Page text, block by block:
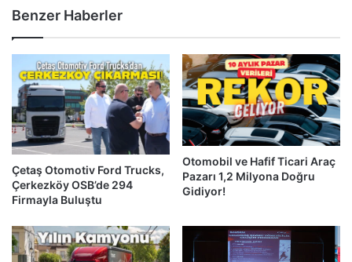
Benzer Haberler
Çetaş Otomotiv Ford Trucks,
Çerkezköy OSB’de 294
Firmayla Buluştu
Otomobil ve Hafif Ticari Araç
Pazarı 1,2 Milyona Doğru
Gidiyor!